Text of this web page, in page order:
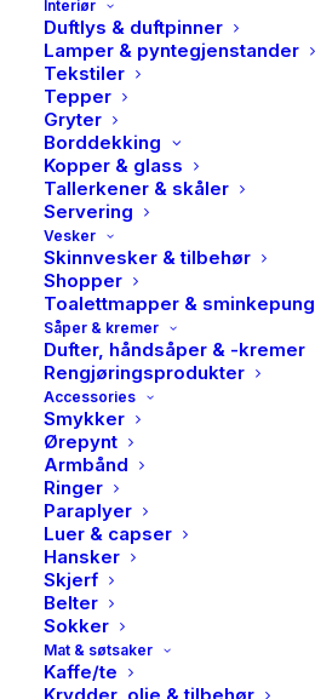
Interiør
Duftlys & duftpinner
Lamper & pyntegjenstander
Tekstiler
Tepper
Gryter
Borddekking
Kopper & glass
Tallerkener & skåler
Servering
Vesker
Skinnvesker & tilbehør
Shopper
Toalettmapper & sminkepung
Såper & kremer
Dufter, håndsåper & -kremer
Rengjøringsprodukter
Accessories
Smykker
Ørepynt
Armbånd
Ringer
Paraplyer
Luer & capser
Hansker
Skjerf
Belter
Sokker
Mat & søtsaker
Kaffe/te